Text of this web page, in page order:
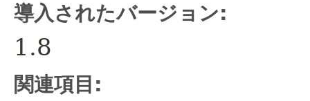
導入されたバージョン:
1.8
関連項目: